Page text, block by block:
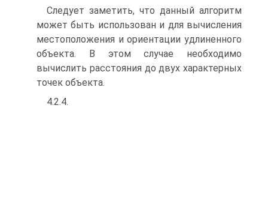
Следует заметить, что данный алгоритм
может быть использован и для вы­числения
местоположения и ориентации удлиненного
объекта. В этом случае необходимо
вычислить расстояния до двух характерных
точек объекта.
4.2.4.